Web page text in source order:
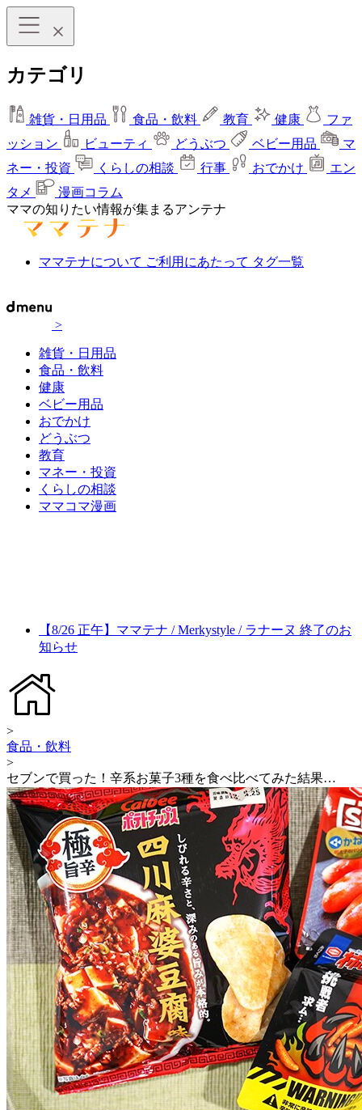
カテゴリ
雑貨・日用品 食品・飲料 教育 健康
ファ
ッション
ビューティ どうぶつ ベビー用品
マ
ネー・投資
くらしの相談 行事 おでかけ
エン
タメ
漫画コラム
ママの知りたい情報が集まるアンテナ
ママテナについて ご利用にあたって タグ一覧
>
雑貨・日用品
食品・飲料
健康
ベビー用品
おでかけ
どうぶつ
教育
マネー・投資
くらしの相談
ママコマ漫画
【8/26 正午】ママテナ / Merkystyle / ラナーヌ 終了のお
知らせ
>
食品・飲料
>
セブンで買った！辛系お菓子3種を食べ比べてみた結果…